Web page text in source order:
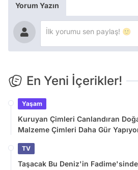
Yorum Yazın
En Yeni İçerikler!
Yaşam
Kuruyan Çimleri Canlandıran
Malzeme Çimleri Daha Gür
TV
Taşacak Bu Deniz'in